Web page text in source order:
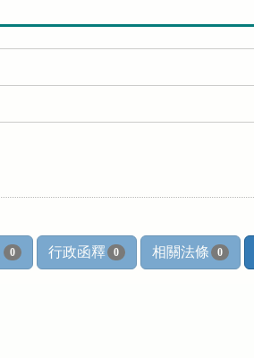
0 行政函釋 0 相關法條 0